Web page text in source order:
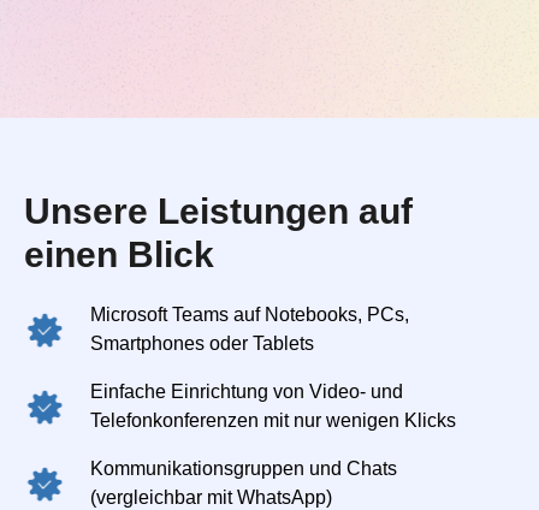
Unsere Leistungen auf
einen Blick
Microsoft Teams auf Notebooks, PCs,
Smartphones oder Tablets
Einfache Einrichtung von Video- und
Telefonkonferenzen mit nur wenigen Klicks
Kommunikationsgruppen und Chats
(vergleichbar mit WhatsApp)